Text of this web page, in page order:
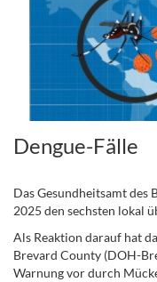
Dengue-Fälle
Das Gesundheitsamt des
2025 den sechsten lokal
Als Reaktion darauf hat
Brevard County (DOH-
Warnung vor durch